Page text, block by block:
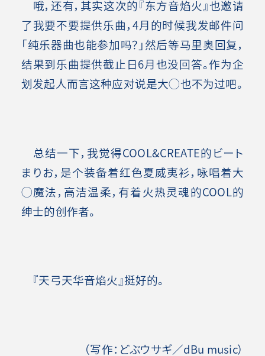
哦，还有，其实这次的『东方音焰火』也邀请
了我要不要提供乐曲，4月的时候我发邮件问
「纯乐器曲也能参加吗？」然后等马里奥回复，
结果到乐曲提供截止日6月也没回答。作为企
划发起人而言这种应对说是大◯也不为过吧。
总结一下，我觉得COOL&CREATE的ビート
まりお，是个装备着红色夏威夷衫，咏唱着大
◯魔法，高洁温柔，有着火热灵魂的COOL的
绅士的创作者。
『天弓天华音焰火』挺好的。
（写作：どぶウサギ／dBu music）